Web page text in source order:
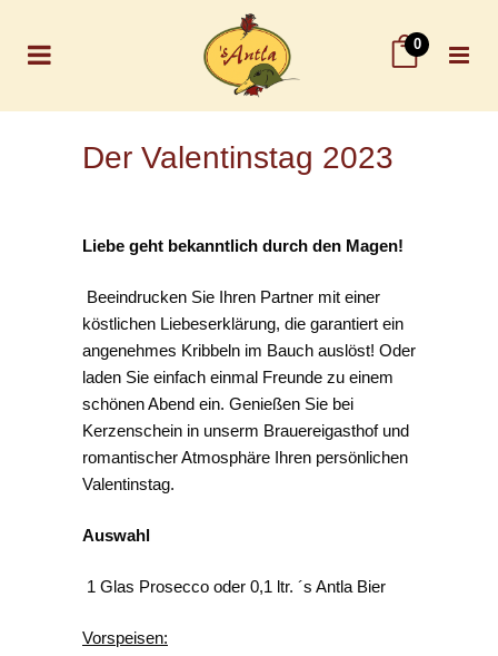
0
Der Valentinstag 2023
Liebe geht bekanntlich durch den Magen!
Beeindrucken Sie Ihren Partner mit einer
köstlichen Liebeserklärung, die garantiert ein
angenehmes Kribbeln im Bauch auslöst! Oder
laden Sie einfach einmal Freunde zu einem
schönen Abend ein. Genießen Sie bei
Kerzenschein in unserm Brauereigasthof und
romantischer Atmosphäre Ihren persönlichen
Valentinstag.
Auswahl
1 Glas Prosecco oder 0,1 ltr. ´s Antla Bier
Vorspeisen: